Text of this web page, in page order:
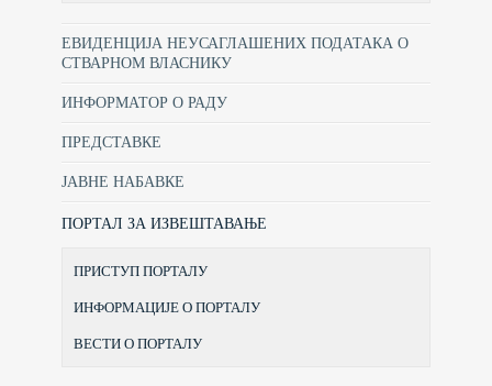
ЕВИДЕНЦИЈА НЕУСАГЛАШЕНИХ ПОДАТАКА О
СТВАРНОМ ВЛАСНИКУ
ИНФОРМАТОР О РАДУ
ПРЕДСТАВКЕ
ЈАВНЕ НАБАВКЕ
ПОРТАЛ ЗА ИЗВЕШТАВАЊЕ
ПРИСТУП ПОРТАЛУ
ИНФОРМАЦИЈЕ О ПОРТАЛУ
ВЕСТИ О ПОРТАЛУ